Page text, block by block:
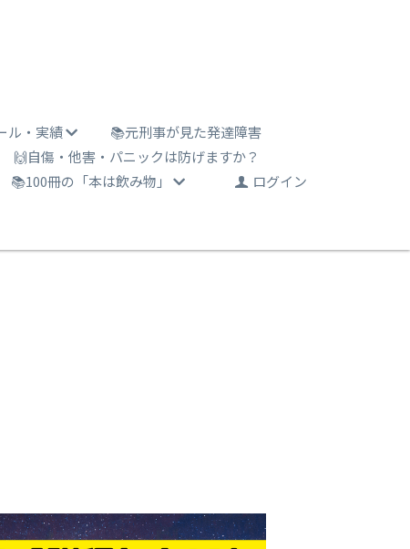
ル・実績
📚元刑事が見た発達障害
🙌自傷・他害・パニックは防げますか？
📚100冊の「本は飲み物」
ログイン